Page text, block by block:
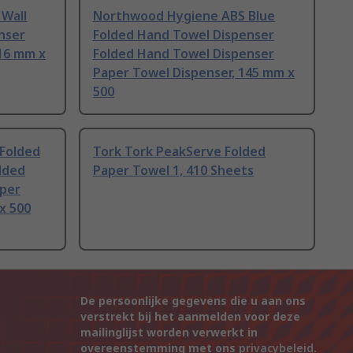
mm x
Northwood Hygiene ABS Blue
Folded Hand Towel Dispenser
Folded Hand Towel Dispenser
Paper Towel Dispenser, 145 mm x
500
500
Tork Tork PeakServe Folded
Paper Towel 1, 410 Sheets
De persoonlijke gegevens die u aan ons
verstrekt bij het aanmelden voor deze
mailinglijst worden verwerkt in
overeenstemming met ons privacybeleid.